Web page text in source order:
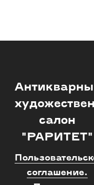
салон
"РАРИТЕТ"
соглашение.